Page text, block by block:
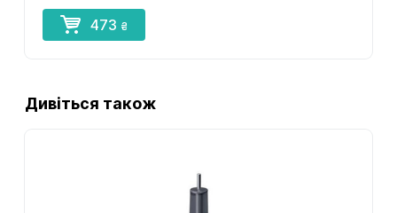
473 ₴
Дивіться також